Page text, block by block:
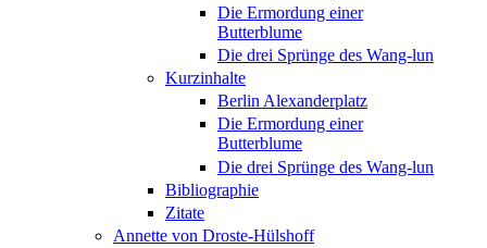
Die Ermordung einer
Butterblume
Die drei Sprünge des Wang-lun
Kurzinhalte
Berlin Alexanderplatz
Die Ermordung einer
Butterblume
Die drei Sprünge des Wang-lun
Bibliographie
Zitate
Annette von Droste-Hülshoff